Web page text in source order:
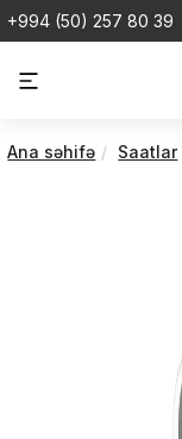
+994 (50) 257 80 39
Ana səhifə Saatlar